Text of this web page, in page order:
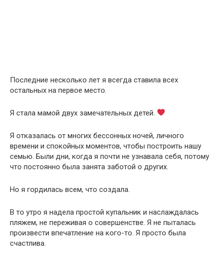
Последние несколько лет я всегда ставила всех
остальных на первое место.
Я стала мамой двух замечательных детей.
Я отказалась от многих бессонных ночей, личного
времени и спокойных моментов, чтобы построить нашу
семью. Были дни, когда я почти не узнавала себя, потому
что постоянно была занята заботой о других.
Но я гордилась всем, что создала.
В то утро я надела простой купальник и наслаждалась
пляжем, не переживая о совершенстве. Я не пыталась
произвести впечатление на кого-то. Я просто была
счастлива.